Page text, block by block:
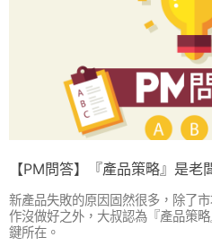
【PM問答】『產品策略』是老
新產品失敗的原因固然很多，除了
作沒做好之外，大叔認為『產品策
鍵所在。